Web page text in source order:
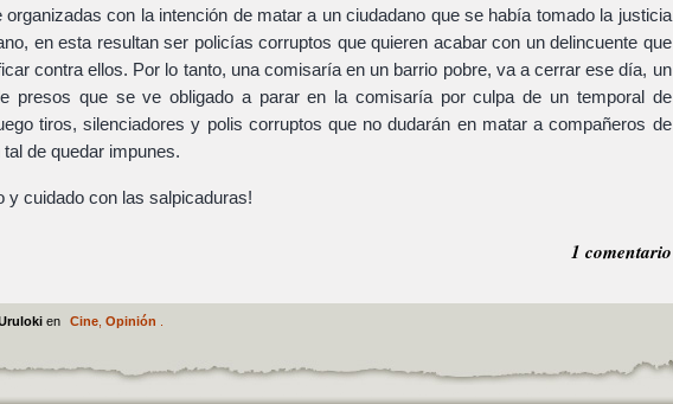
organizadas con la intención de matar a un ciudadano que se había tomado la justicia
en esta resultan ser policías corruptos que quieren acabar con un delincuente que
contra ellos. Por lo tanto, una comisaría en un barrio pobre, va a cerrar ese día, un
presos que se ve obligado a parar en la comisaría por culpa de un temporal de
tiros, silenciadores y polis corruptos que no dudarán en matar a compañeros de
de quedar impunes.
y cuidado con las salpicaduras!
1 comentario
en Cine, Opinión